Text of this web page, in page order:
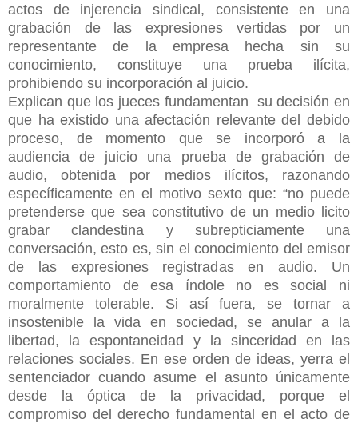
actos de injerencia sindical, consistente en una
grabación de las expresiones vertidas por un
representante de la empresa hecha sin su
conocimiento, constituye una prueba ilícita,
prohibiendo su incorporación al juicio.
Explican que los jueces fundamentan su decisión en
que ha existido una afectación relevante del debido
proceso, de momento que se incorporó a la
audiencia de juicio una prueba de grabación de
audio, obtenida por medios ilícitos, razonando
específicamente en el motivo sexto que: “no puede
pretenderse que sea constitutivo de un medio licito
grabar clandestina y subrepticiamente una
conversación, esto es, sin el conocimiento del emisor
de las expresiones registradas en audio. Un
comportamiento de esa índole no es social ni
moralmente tolerable. Si así fuera, se tornar a
insostenible la vida en sociedad, se anular a la
libertad, la espontaneidad y la sinceridad en las
relaciones sociales. En ese orden de ideas, yerra el
sentenciador cuando asume el asunto únicamente
desde la óptica de la privacidad, porque el
compromiso del derecho fundamental en el acto de